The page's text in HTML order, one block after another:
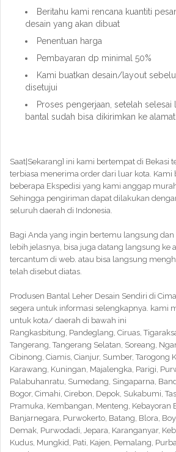
Beritahu kami rencana kuantiti
desain yang akan dibuat
Penentuan harga
Pembayaran dp minimal 50%
Kami buatkan desain/layout
disetujui
Proses pengerjaan, setelah selesai
bantal sudah bisa dikirimkan ke
Saat|Sekarang} ini kami bertempat di Bekasi
terbiasa menerima order dari luar kota. Kami
beberapa Ekspedisi yang kami anggap
Sehingga pengiriman dapat dilakukan
seluruh daerah di Indonesia.
Bagi Anda yang ingin bertemu langsung
lebih jelasnya, bisa juga datang langsung ke
tercantum di web. atau bisa langsung
telah disebut diatas.
Produsen Bantal Leher Desain Sendiri di
segera untuk informasi selengkapnya. kami
untuk kota/ daerah di bawah ini
Rangkasbitung, Pandeglang, Ciruas,
Tangerang, Tangerang Selatan, Soreang,
Cibinong, Ciamis, Cianjur, Sumber, Tarogong
Karawang, Kuningan, Majalengka, Parigi,
Palabuhanratu, Sumedang, Singaparna,
Bogor, Cimahi, Cirebon, Depok, Sukabumi,
Pramuka, Kembangan, Menteng, Kebayoran
Banjarnegara, Purwokerto, Batang, Blora,
Demak, Purwodadi, Jepara, Karanganyar,
Kudus, Mungkid, Pati, Kajen, Pemalang,